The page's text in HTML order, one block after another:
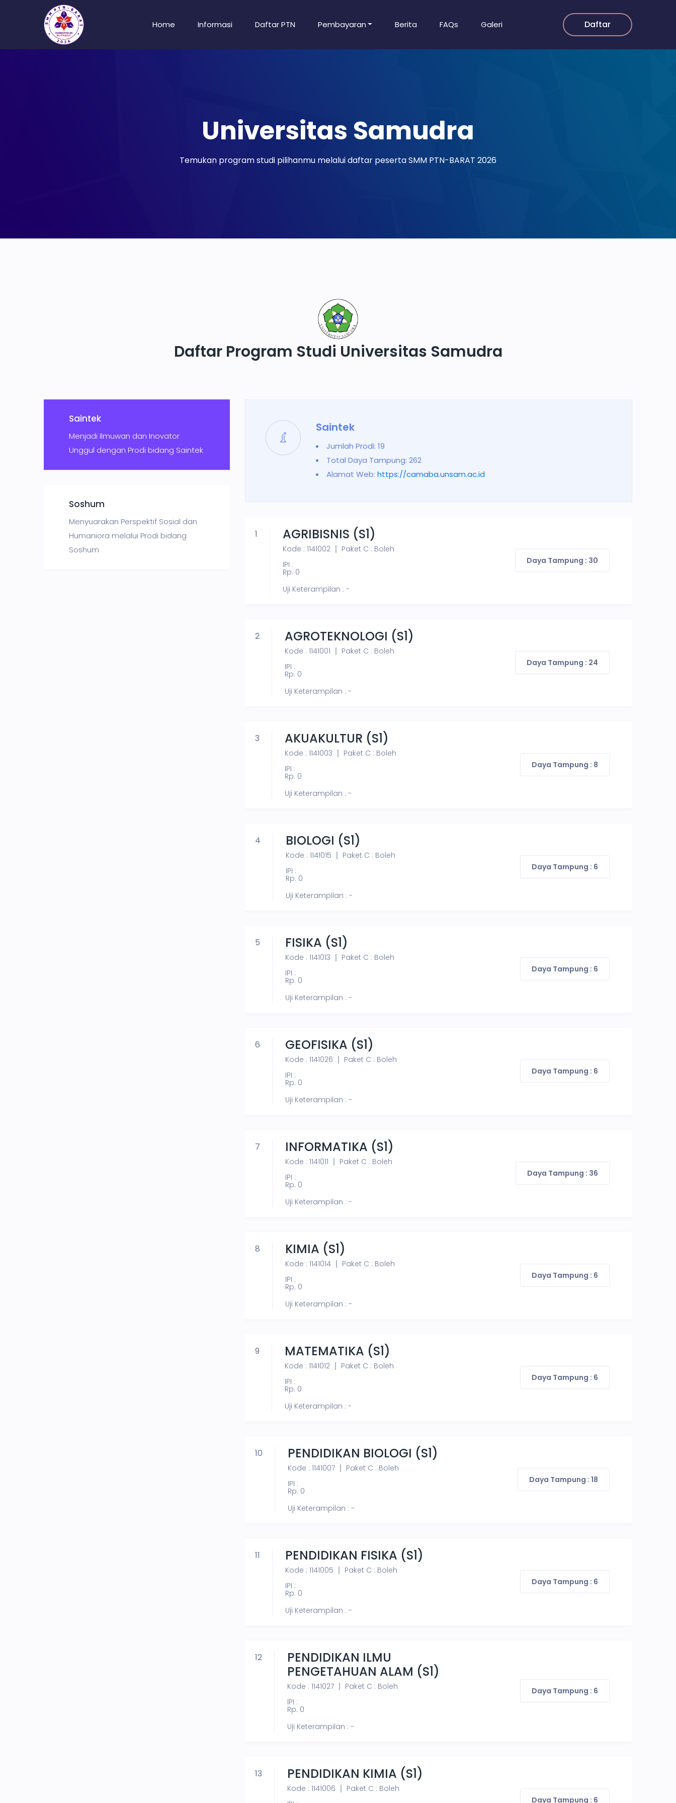
Home Informasi Daftar PTN Pembayaran Berita FAQs Galeri Daftar
Universitas Samudra
Temukan program studi pilihanmu melalui daftar peserta SMM PTN-BARAT 2026
Daftar Program Studi Universitas Samudra
Saintek
Menjadi Ilmuwan dan Inovator
Unggul dengan Prodi bidang Saintek
Soshum
Menyuarakan Perspektif Sosial dan
Humaniora melalui Prodi bidang
Soshum
Saintek
Jumlah Prodi: 19
Total Daya Tampung: 262
Alamat Web: https://camaba.unsam.ac.id
1 AGRIBISNIS (S1)
Kode : 1141002
Paket C : Boleh
IPI :
Rp. 0
Uji Keterampilan : -
Daya Tampung : 30
2 AGROTEKNOLOGI (S1)
Kode : 1141001
Paket C : Boleh
IPI :
Rp. 0
Uji Keterampilan : -
Daya Tampung : 24
3 AKUAKULTUR (S1)
Kode : 1141003
Paket C : Boleh
IPI :
Rp. 0
Uji Keterampilan : -
Daya Tampung : 8
4 BIOLOGI (S1)
Kode : 1141015
Paket C : Boleh
IPI :
Rp. 0
Uji Keterampilan : -
Daya Tampung : 6
5 FISIKA (S1)
Kode : 1141013
Paket C : Boleh
IPI :
Rp. 0
Uji Keterampilan : -
Daya Tampung : 6
6 GEOFISIKA (S1)
Kode : 1141026
Paket C : Boleh
IPI :
Rp. 0
Uji Keterampilan : -
Daya Tampung : 6
7 INFORMATIKA (S1)
Kode : 1141011
Paket C : Boleh
IPI :
Rp. 0
Uji Keterampilan : -
Daya Tampung : 36
8 KIMIA (S1)
Kode : 1141014
Paket C : Boleh
IPI :
Rp. 0
Uji Keterampilan : -
Daya Tampung : 6
9 MATEMATIKA (S1)
Kode : 1141012
Paket C : Boleh
IPI :
Rp. 0
Uji Keterampilan : -
Daya Tampung : 6
10 PENDIDIKAN BIOLOGI (S1)
Kode : 1141007
Paket C : Boleh
IPI :
Rp. 0
Uji Keterampilan : -
Daya Tampung : 18
11 PENDIDIKAN FISIKA (S1)
Kode : 1141005
Paket C : Boleh
IPI :
Rp. 0
Uji Keterampilan : -
Daya Tampung : 6
12
PENDIDIKAN ILMU
PENGETAHUAN ALAM (S1)
Kode : 1141027
Paket C : Boleh
IPI :
Rp. 0
Uji Keterampilan : -
Daya Tampung : 6
13 PENDIDIKAN KIMIA (S1)
Kode : 1141006
Paket C : Boleh
Daya Tampung : 6